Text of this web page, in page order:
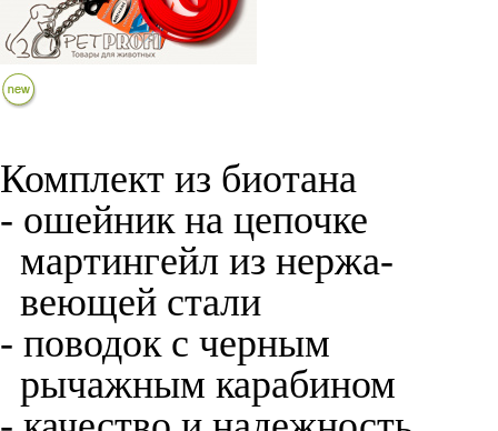
Комплект из биотана
- ошейник на цепочке
мартингейл из нержа-
веющей стали
- поводок с черным
рычажным карабином